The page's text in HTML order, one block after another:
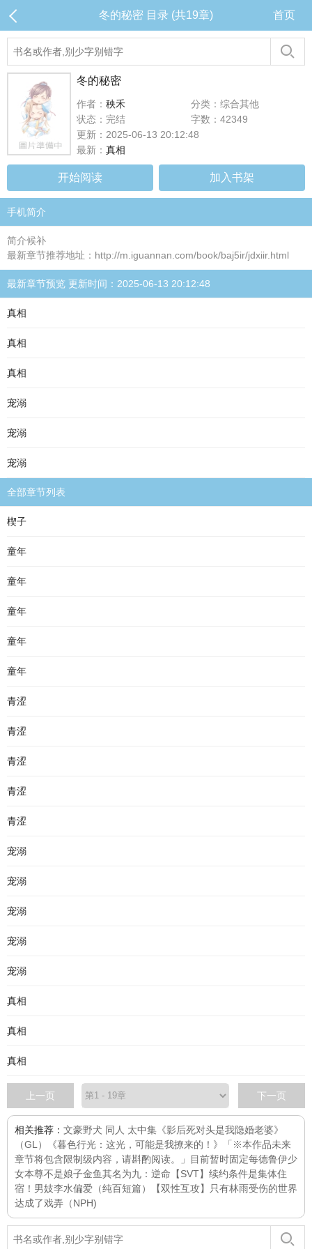
冬的秘密 目录 (共19章) 首页
冬的秘密
作者： 秧禾
分类：综合其他
状态：完结
字数：42349
更新：2025-06-13 20:12:48
最新： 真相
开始阅读 加入书架
手机简介
简介候补
最新章节推荐地址：http://m.iguannan.com/book/baj5ir/jdxiir.html
最新章节预览 更新时间：2025-06-13 20:12:48
真相
真相
真相
宠溺
宠溺
宠溺
全部章节列表
楔子
童年
童年
童年
童年
童年
青涩
青涩
青涩
青涩
青涩
宠溺
宠溺
宠溺
宠溺
宠溺
真相
真相
真相
上一页 下一页
相关推荐： 文豪野犬 同人 太中集 《影后死对头是我隐婚老婆》
（GL）
《暮色行光：这光，可能是我撩来的！》「※本作品未来
章节将包含限制级内容，请斟酌阅读。」目前暂时固定每德鲁伊少
女本尊不是娘子金鱼其名为九：逆命 【SVT】续约条件是集体住
宿！ 男妓李水偏爱（纯百短篇）
【双性互攻】只有林雨受伤的世界
达成了戏弄（NPH)